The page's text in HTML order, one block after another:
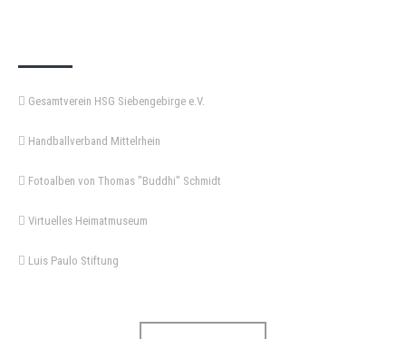
Gesamtverein HSG Siebengebirge e.V.
Handballverband Mittelrhein
Fotoalben von Thomas "Buddhi" Schmidt
Virtuelles Heimatmuseum
Luis Paulo Stiftung